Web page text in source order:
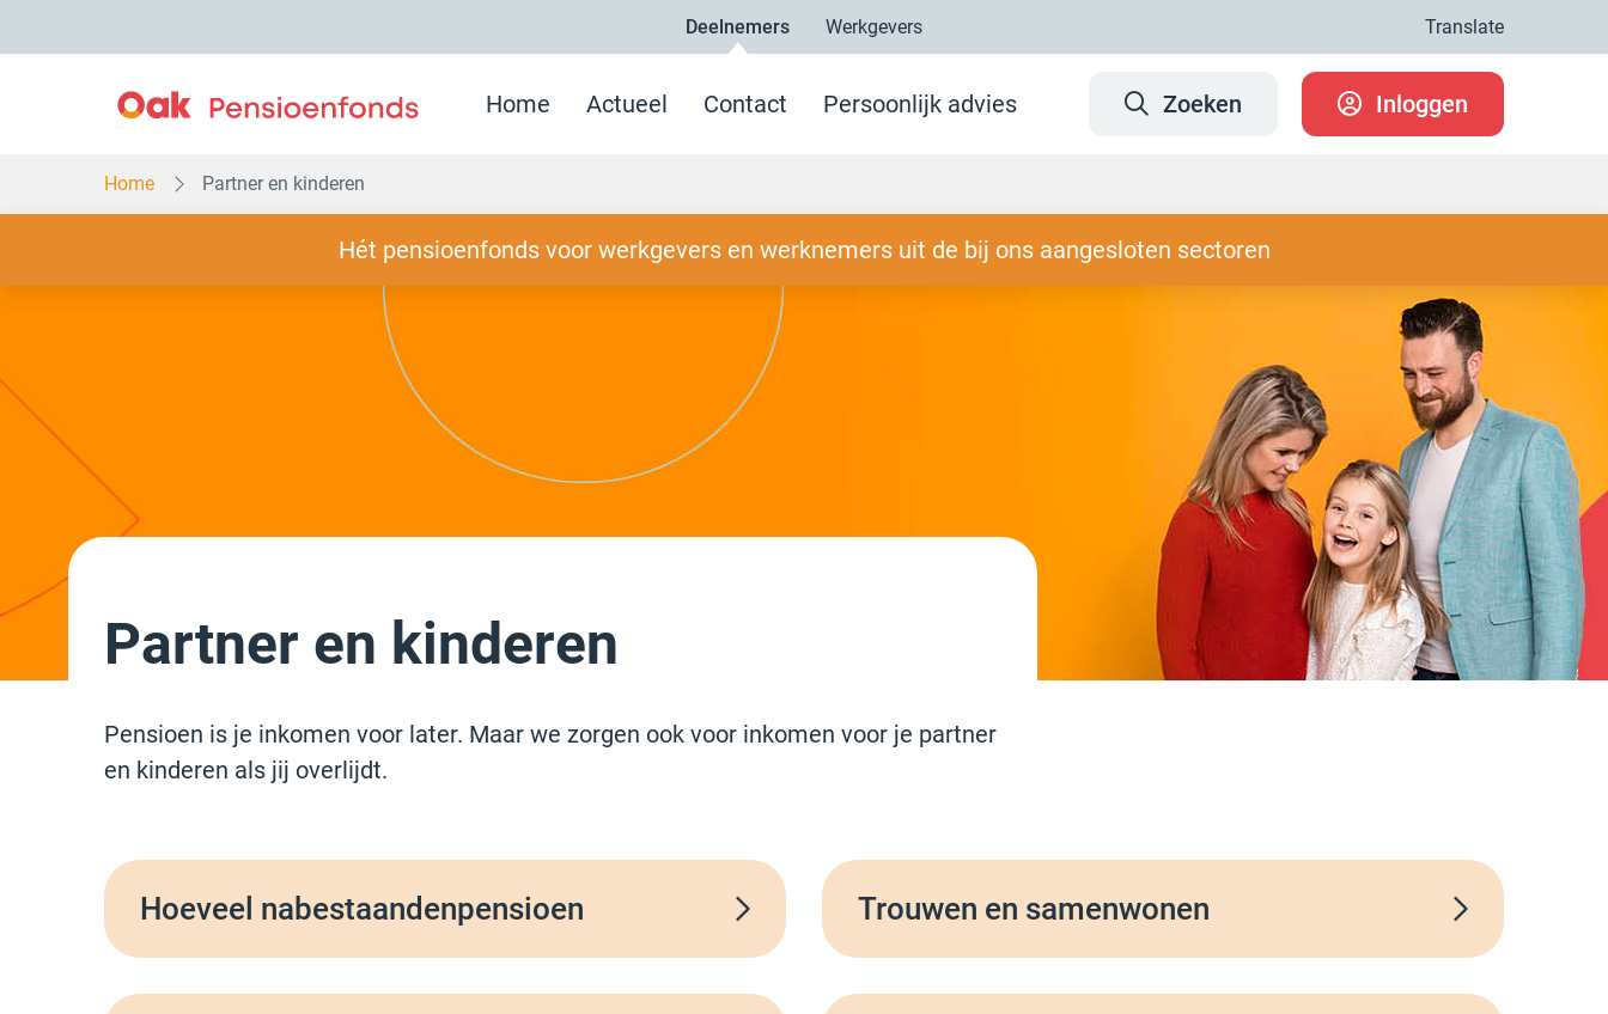
naar
Deelnemers Werkgevers Translate
Home Actueel Contact Persoonlijk advies Zoeken Inloggen
Home Partner en kinderen
Hét pensioenfonds voor werkgevers en werknemers uit de bij ons aangesloten sectoren
Partner en kinderen
Pensioen is je inkomen voor later. Maar we zorgen ook voor inkomen voor je partner
en kinderen als jij overlijdt.
Hoeveel nabestaandenpensioen Trouwen en samenwonen